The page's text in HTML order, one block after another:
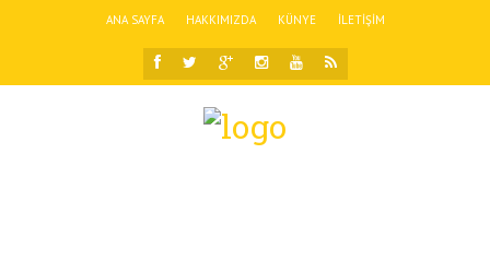
ANA SAYFA HAKKIMIZDA KÜNYE İLETIŞIM